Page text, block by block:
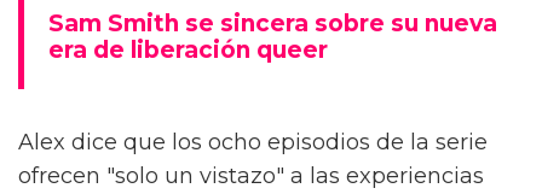
Sam Smith se sincera sobre su nueva
era de liberación queer
Alex dice que los ocho episodios de la serie
ofrecen "solo un vistazo" a las experiencias